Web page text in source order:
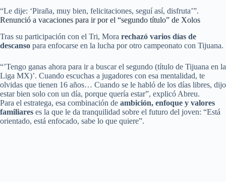
“Le dije: ‘Piraña, muy bien, felicitaciones, seguí así, disfruta’”.
Renunció a vacaciones para ir por el “segundo título” de Xolos
Tras su participación con el Tri, Mora rechazó varios días de
descanso para enfocarse en la lucha por otro campeonato con Tijuana.
“’Tengo ganas ahora para ir a buscar el segundo (título de Tijuana en la
Liga MX)’. Cuando escuchas a jugadores con esa mentalidad, te
olvidas que tienen 16 años… Cuando se le habló de los días libres, dijo
estar bien solo con un día, porque quería estar”, explicó Abreu.
Para el estratega, esa combinación de ambición, enfoque y valores
familiares es la que le da tranquilidad sobre el futuro del joven: “Está
orientado, está enfocado, sabe lo que quiere”.